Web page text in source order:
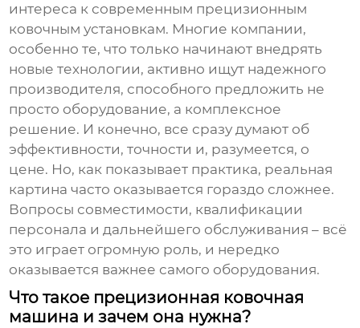
интереса к современным прецизионным
ковочным установкам. Многие компании,
особенно те, что только начинают внедрять
новые технологии, активно ищут надежного
производителя, способного предложить не
просто оборудование, а комплексное
решение. И конечно, все сразу думают об
эффективности, точности и, разумеется, о
цене. Но, как показывает практика, реальная
картина часто оказывается гораздо сложнее.
Вопросы совместимости, квалификации
персонала и дальнейшего обслуживания – всё
это играет огромную роль, и нередко
оказывается важнее самого оборудования.
Что такое прецизионная ковочная
машина и зачем она нужна?